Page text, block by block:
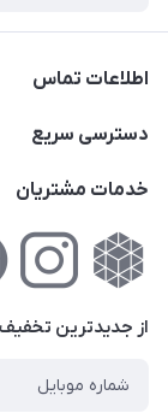
اطلاعات تماس
02177111474
کوچه گلریز 4 غربی ، پلاک 13
دسترسی سریع
حساب کاربری
لیست محصولات
خدمات مشتریان
راهنمای‌خرید‌آنلاین
حریم خصوصی
فروش‌اقساطی
از جدید‌ترین